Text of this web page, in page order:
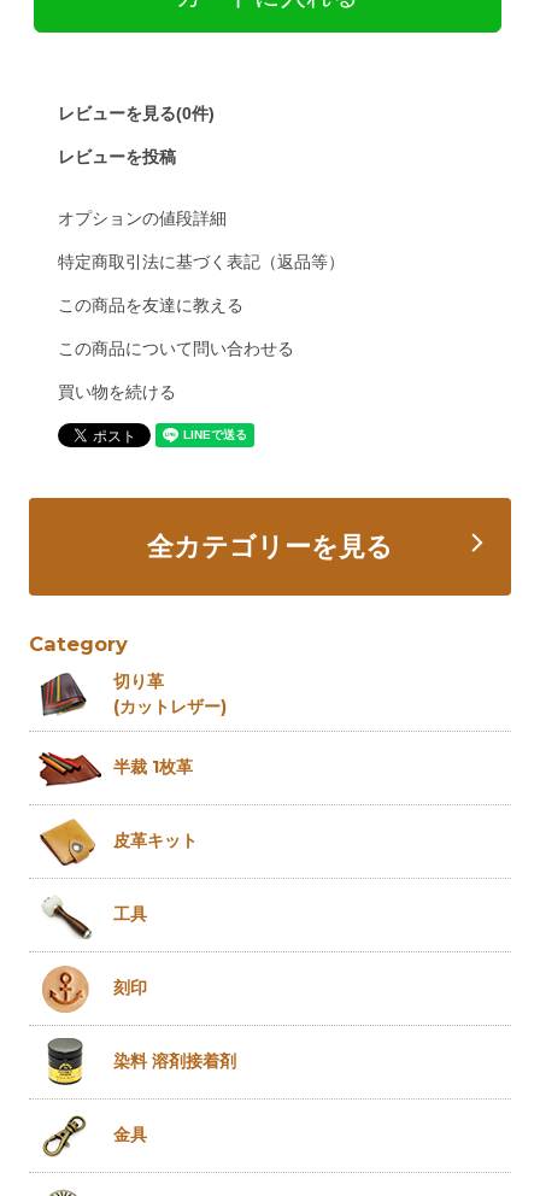
レビューを見る(0件)
レビューを投稿
オプションの値段詳細
特定商取引法に基づく表記（返品等）
この商品を友達に教える
この商品について問い合わせる
買い物を続ける
全カテゴリーを見る
Category
切り革
(カットレザー)
半裁 1枚革
皮革キット
工具
刻印
染料 溶剤接着剤
金具